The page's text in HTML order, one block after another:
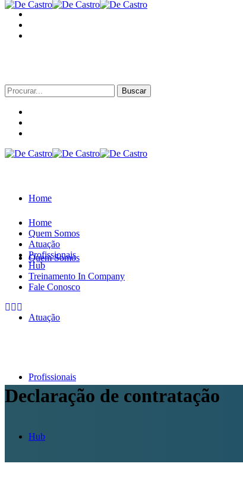
Procurar
por:
Home
Quem Somos
Atuação
Profissionais
Hub
Home
Quem Somos
Atuação
Profissionais
Hub
Treinamento In Company
Fale Conosco
Declaração de contratação